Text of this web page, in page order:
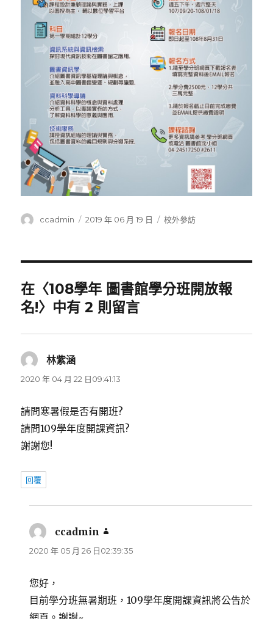
作
ccadmin
發
2019 年 06 月 19 日
分
校外參訪
在〈108學年 圖書館學分班開放報
名!〉中有 2 則留言
林紫涵
示:
2020 年 04 月 22 日09:41:13
請問寒暑假是否有開班?
請問109學年度開課資訊?
謝謝您!
回覆
ccadmin
示:
2020 年 05 月 26 日02:39:35
您好，
目前學分班無暑期班，109學年度開課資訊將公告於